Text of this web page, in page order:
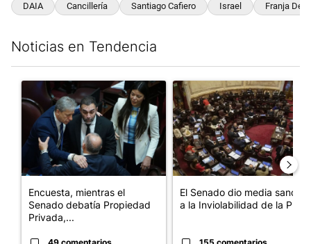
DAIA Cancillería Santiago Cafiero Israel Franja De
Noticias en Tendencia
Un artículo de tendencia con el título "Encuesta, mientras el
Encuesta, mientras el
Senado debatía Propiedad
Privada,...
Un artículo de tendencia con
El Senado dio media sanción
a la Inviolabilidad de la P...